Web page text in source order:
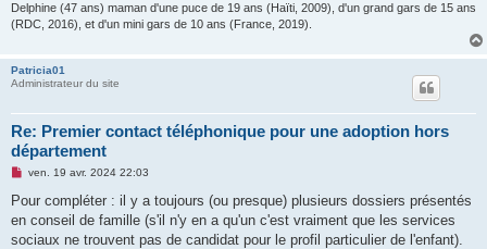
Delphine (47 ans) maman d'une puce de 19 ans (Haïti, 2009), d'un grand gars de 15 ans
(RDC, 2016), et d'un mini gars de 10 ans (France, 2019).
Patricia01
Administrateur du site
Re: Premier contact téléphonique pour une adoption hors
département
M
s
a
g
ven. 19 avr. 2024 22:03
Pour compléter : il y a toujours (ou presque) plusieurs dossiers présentés
en conseil de famille (s'il n'y en a qu'un c'est vraiment que les services
sociaux ne trouvent pas de candidat pour le profil particulier de l'enfant).